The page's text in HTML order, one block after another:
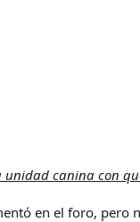
unidad canina con
en el foro, pero